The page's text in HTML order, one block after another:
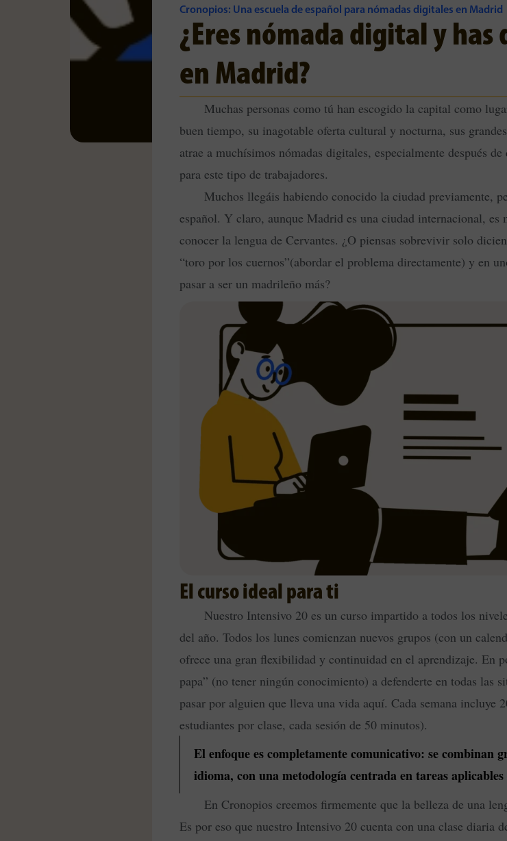
Cronopios: Una escuela de español para nómadas digitales en Madrid
¿Eres nómada digital y
en Madrid?
Muchas personas como tú han escogido la capital como
buen tiempo, su inagotable oferta cultural y nocturna, sus
atrae a muchísimos nómadas digitales, especialmente después
para este tipo de trabajadores.
Muchos llegáis habiendo conocido la ciudad previamente,
español. Y claro, aunque Madrid es una ciudad internacional, es
conocer la lengua de Cervantes. ¿O piensas sobrevivir solo
“toro por los cuernos”(abordar el problema directamente) y en
pasar a ser un madrileño más?
El curso ideal para ti
Nuestro Intensivo 20 es un curso impartido a todos los
del año. Todos los lunes comienzan nuevos grupos (con un
ofrece una gran flexibilidad y continuidad en el aprendizaje. En
papa” (no tener ningún conocimiento) a defenderte en todas las
pasar por alguien que lleva una vida aquí. Cada semana incluye
estudiantes por clase, cada sesión de 50 minutos).
El enfoque es completamente comunicativo: se
idioma, con una metodología centrada en tareas
En Cronopios creemos firmemente que la belleza de una
Es por eso que nuestro Intensivo 20 cuenta con una clase diaria